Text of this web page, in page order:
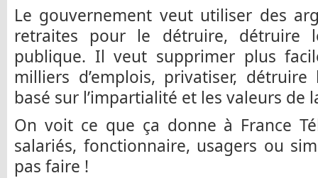
Le gouvernement veut utiliser des
retraites pour le détruire,
publique. Il veut supprimer plus
milliers d’emplois, privatiser,
basé sur l’impartialité et les valeurs de
On voit ce que ça donne à France
salariés, fonctionnaire, usagers ou
pas faire !